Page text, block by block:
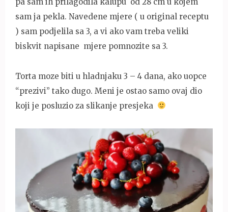
sam ja pekla. Navedene mjere ( u original receptu
) sam podjelila sa 3, a vi ako vam treba veliki
biskvit napisane mjere pomnozite sa 3.
Torta moze biti u hladnjaku 3 – 4 dana, ako uopce
“prezivi” tako dugo. Meni je ostao samo ovaj dio
koji je posluzio za slikanje presjeka